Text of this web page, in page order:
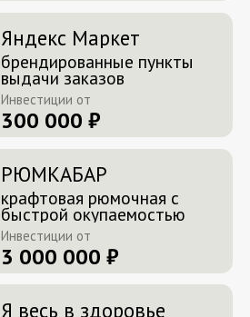
Яндекс Маркет
брендированные пункты
выдачи заказов
Инвестиции от
300 000 ₽
РЮМКАБАР
крафтовая рюмочная с
быстрой окупаемостью
Инвестиции от
3 000 000 ₽
Я весь в здоровье